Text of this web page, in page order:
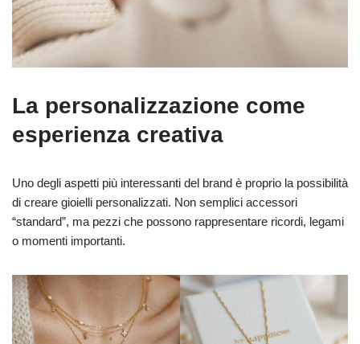
La personalizzazione come
esperienza creativa
Uno degli aspetti più interessanti del brand è proprio la possibilità
di creare gioielli personalizzati. Non semplici accessori
“standard”, ma pezzi che possono rappresentare ricordi, legami
o momenti importanti.